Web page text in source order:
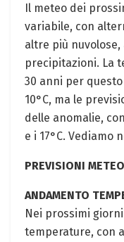
Il meteo dei
variabile, con
altre più
precipitazioni. La
30 anni per
10°C, ma le
delle anomalie,
e i 17°C. Vediamo
PREVISIONI METEO
ANDAMENTO
Nei prossimi
temperature, con